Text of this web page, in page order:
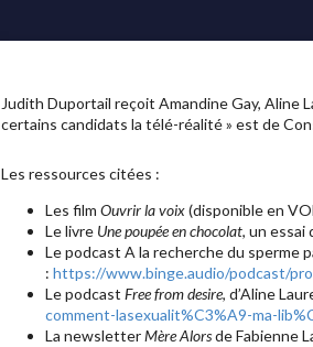
Judith Duportail reçoit Amandine Gay, Aline
certains candidats la télé-réalité » est de
Les ressources citées :
Les film Ouvrir la voix(disponible en
Le livre Une poupée en chocolat, un essai
Le podcast A la recherche du sperme
: https://www.binge.audio/podcast/
Le podcast Free from desire, d’Aline
comment-lasexualit%C3%A9-ma-
La newsletterMère Alorsde Fabienne